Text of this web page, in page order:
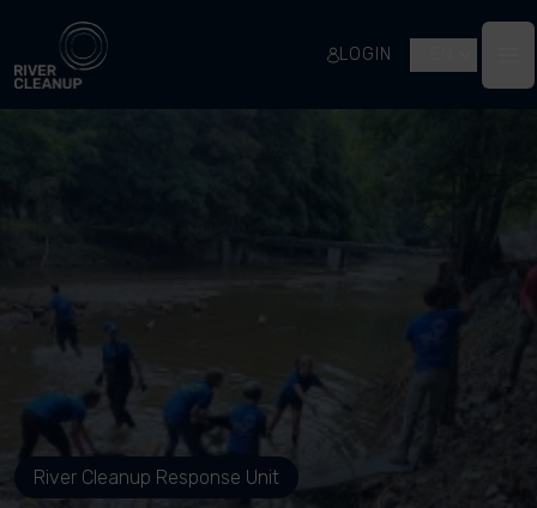
River Cleanup
LOGIN
River Cleanup Response Unit